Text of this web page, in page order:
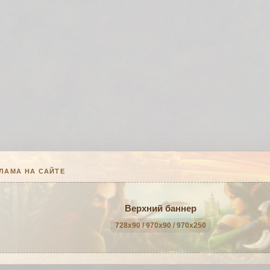
НА САЙТЕ
Верхний баннер
728x90 / 970x90 / 970x250